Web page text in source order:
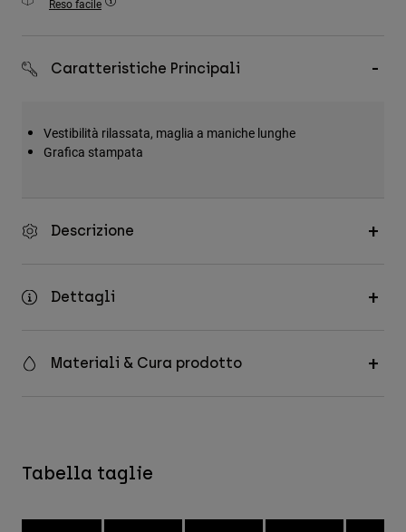
Accessori
Borse e zaini
Vedi tutto
Reso facile
Caratteristiche Principali
Vestibilità rilassata, maglia a maniche lunghe
Grafica stampata
Descrizione
Dettagli
Materiali & Cura prodotto
Tabella taglie